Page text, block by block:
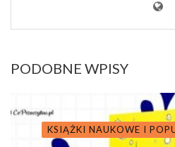
PODOBNE WPISY
KSIĄŻKI NAUKOWE I